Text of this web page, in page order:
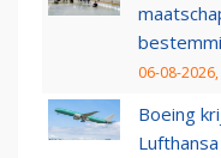
06-08-
Boeing